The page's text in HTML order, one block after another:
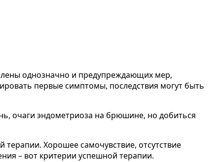
однозначно и предупреждающих мер,
первые симптомы, последствия могут быть
очаги эндометриоза на брюшине, но добиться
Хорошее самочувствие, отсутствие
– вот критерии успешной терапии.